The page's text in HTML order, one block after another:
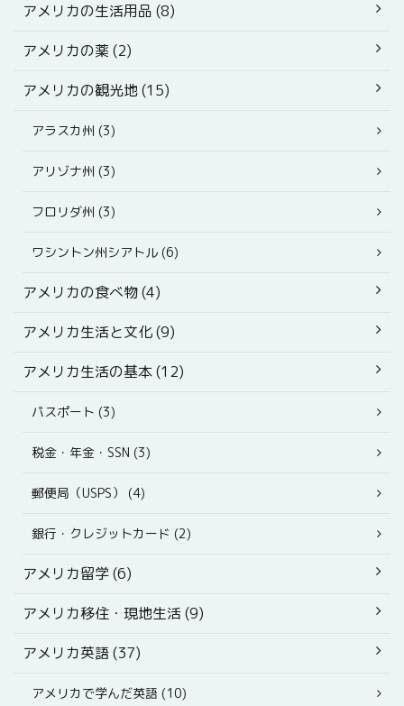
アメリカの生活用品 (8)
アメリカの薬 (2)
アメリカの観光地 (15)
アラスカ州 (3)
アリゾナ州 (3)
フロリダ州 (3)
ワシントン州シアトル (6)
アメリカの食べ物 (4)
アメリカ生活と文化 (9)
アメリカ生活の基本 (12)
パスポート (3)
税金・年金・SSN (3)
郵便局（USPS） (4)
銀行・クレジットカード (2)
アメリカ留学 (6)
アメリカ移住・現地生活 (9)
アメリカ英語 (37)
アメリカで学んだ英語 (10)